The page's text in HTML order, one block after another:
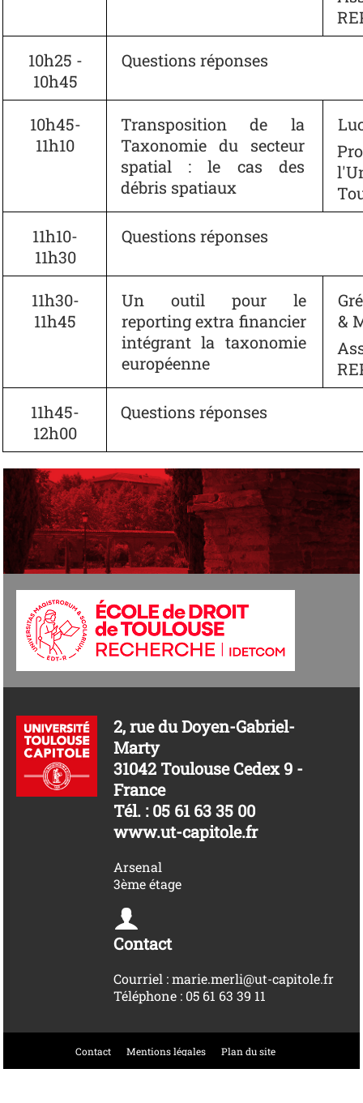
10h25 -
10h45
Questions réponses
10h45-
11h10
Transposition de la
Taxonomie du secteur
spatial : le cas des
débris spatiaux
11h10-
11h30
Questions réponses
11h30-
11h45
Un outil pour le
reporting extra financier
intégrant la taxonomie
européenne
&
11h45-
12h00
Questions réponses
2, rue du Doyen-Gabriel-
Marty
31042 Toulouse Cedex 9 -
France
Tél. : 05 61 63 35 00
www.ut-capitole.fr
Arsenal
3ème étage
Contact
Courriel : marie.merli@ut-capitole.fr
Téléphone : 05 61 63 39 11
Contact Mentions légales Plan du site